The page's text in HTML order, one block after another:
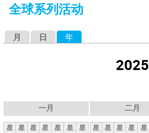
这
全球系列活动
月 日 年
2025
一月
星 星 星 星 星 星
星
二月
星 星 星 星 星